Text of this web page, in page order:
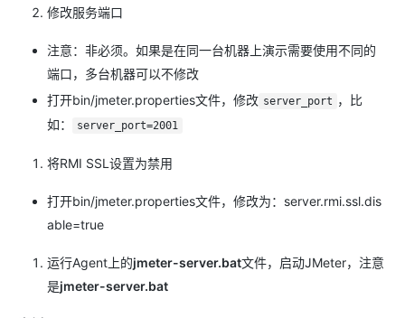
修改服务端口
注意：非必须。如果是在同一台机器上演示需要使用不同的
端口，多台机器可以不修改
打开bin/jmeter.properties文件，修改 server_port ，比
如：
server_port=2001
将RMI SSL设置为禁用
打开bin/jmeter.properties文件，修改为：server.rmi.ssl.dis
able=true
运行Agent上的jmeter-server.bat文件，启动JMeter，注意
是jmeter-server.bat